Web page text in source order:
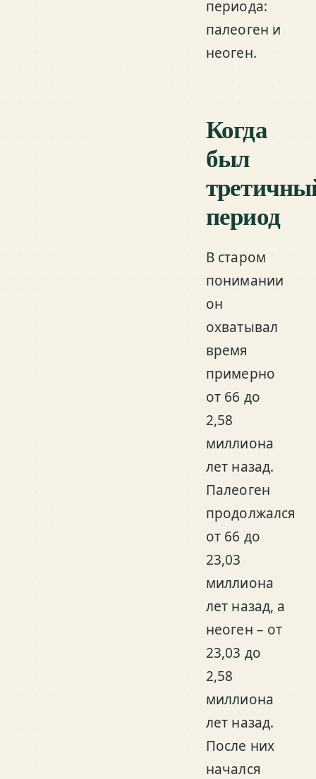
периода:
палеоген и
неоген.
Когда
был
период
В старом
понимании
он
охватывал
время
примерно
от 66 до
2,58
миллиона
лет назад.
Палеоген
продолжался
от 66 до
23,03
миллиона
лет назад, а
неоген – от
23,03 до
2,58
миллиона
лет назад.
После них
начался